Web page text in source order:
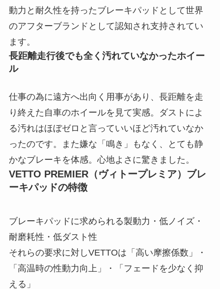
動力と耐久性を持ったブレーキパッドとして世界
のアフターブランドとして認知され支持されてい
ます。
長距離走行後でも全く汚れていなかったホイー
ル
仕事の為に遠方へ出向く用事があり、長距離を走
り終えた自車のホイールを見て実感。ダストによ
る汚れはほぼゼロと言っていいほど汚れていなか
ったのです。また嫌な「鳴き」もなく、とても静
かなブレーキを体感。心地よさに驚きました。
VETTO PREMIER（ヴィトープレミア）ブレ
ーキパッドの特徴
ブレーキパッドに求められる製動力・低ノイズ・
耐磨耗性・低ダスト性
それらの要求に対しVETTOは「高い摩擦係数」・
「高温時の性動力向上」・「フェードを少なく抑
える」